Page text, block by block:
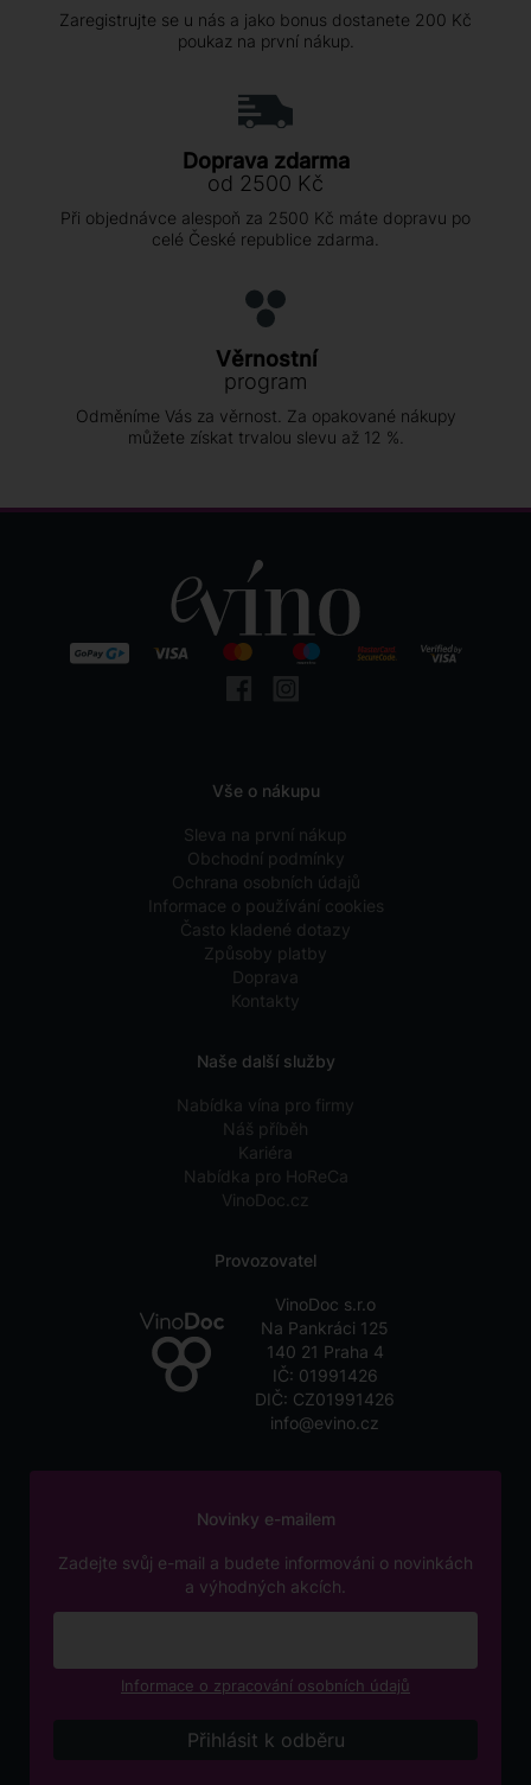
Zaregistrujte se u nás a jako bonus dostanete 200 Kč
poukaz na první nákup.
Doprava zdarma
od 2500 Kč
Při objednávce alespoň za 2500 Kč máte dopravu po
celé České republice zdarma.
Věrnostní
program
Odměníme Vás za věrnost. Za opakované nákupy
můžete získat trvalou slevu až 12 %.
Vše o nákupu
Sleva na první nákup
Obchodní podmínky
Ochrana osobních údajů
Informace o používání cookies
Často kladené dotazy
Způsoby platby
Doprava
Kontakty
Naše další služby
Nabídka vína pro firmy
Náš příběh
Kariéra
Nabídka pro HoReCa
VinoDoc.cz
Provozovatel
VinoDoc s.r.o
Na Pankráci 125
140 21 Praha 4
IČ: 01991426
DIČ: CZ01991426
info@evino.cz
Novinky e-mailem
Zadejte svůj e-mail a budete informováni o novinkách
a výhodných akcích.
Informace o zpracování osobních údajů